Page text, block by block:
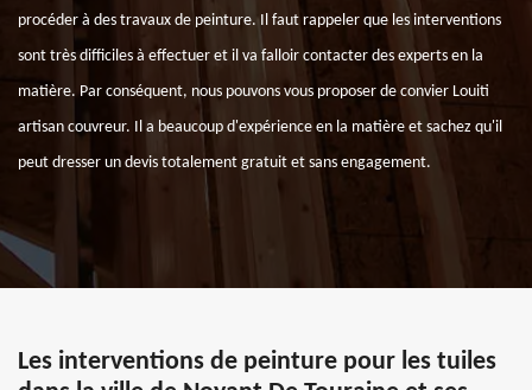
procéder à des travaux de peinture. Il faut rappeler que les interventions
sont très difficiles à effectuer et il va falloir contacter des experts en la
matière. Par conséquent, nous pouvons vous proposer de convier Louiti
artisan couvreur. Il a beaucoup d'expérience en la matière et sachez qu'il
peut dresser un devis totalement gratuit et sans engagement.
Les interventions de peinture pour les tuiles